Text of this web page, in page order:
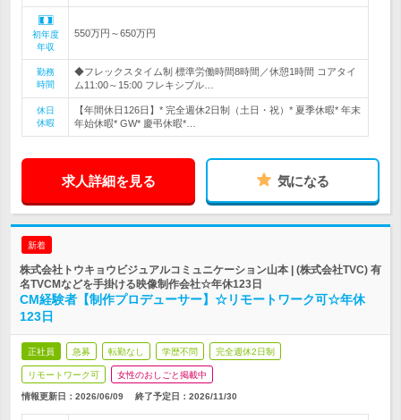
初年度
年収
550万円～650万円
勤務
時間
◆フレックスタイム制 標準労働時間8時間／休憩1時間 コアタイ
ム11:00～15:00 フレキシブル…
休日
休暇
【年間休日126日】* 完全週休2日制（土日・祝）* 夏季休暇* 年末
年始休暇* GW* 慶弔休暇*…
求人詳細を見る 気になる
新着
株式会社トウキョウビジュアルコミュニケーション山本 | (株式会社TVC) 有
名TVCMなどを手掛ける映像制作会社☆年休123日
CM経験者【制作プロデューサー】☆リモートワーク可☆年休
123日
正社員 急募 転勤なし 学歴不問 完全週休2日制
リモートワーク可 女性のおしごと掲載中
情報更新日：2026/06/09 終了予定日： 2026/11/30